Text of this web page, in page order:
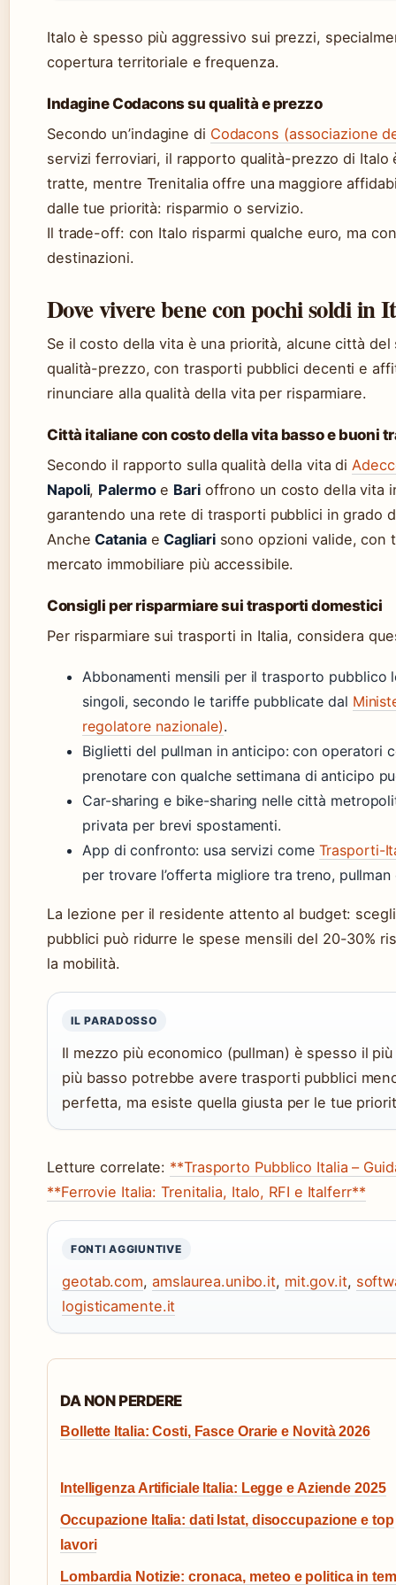
Italo è spesso più aggressivo sui prezzi,
copertura territoriale e frequenza.
Indagine Codacons su qualità e prezzo
Secondo un’indagine di Codacons (associazione
servizi ferroviari, il rapporto qualità-prezzo di Italo
tratte, mentre Trenitalia offre una maggiore
dalle tue priorità: risparmio o servizio.
Il trade-off: con Italo risparmi qualche euro, ma
destinazioni.
Dove vivere bene con pochi soldi in
Se il costo della vita è una priorità, alcune città
qualità-prezzo, con trasporti pubblici decenti e
rinunciare alla qualità della vita per risparmiare.
Città italiane con costo della vita basso e buoni
Secondo il rapporto sulla qualità della vita di
Napoli, Palermoe Barioffrono un costo della vita
garantendo una rete di trasporti pubblici in grado
AncheCataniaeCagliarisono opzioni valide, con
mercato immobiliare più accessibile.
Consigli per risparmiare sui trasporti domestici
Per risparmiare sui trasporti in Italia, considera
Abbonamenti mensili per il trasporto pubblico
singoli, secondo le tariffe pubblicate dal
regolatore nazionale).
Biglietti del pullman in anticipo: con operatori
prenotare con qualche settimana di anticipo
Car-sharing e bike-sharing nelle città
privata per brevi spostamenti.
App di confronto: usa servizi come Trasporti-
per trovare l’offerta migliore tra treno, pullman
La lezione per il residente attento al budget:
pubblici può ridurre le spese mensili del 20-30%
la mobilità.
IL PARADOSSO
Il mezzo più economico (pullman) è spesso il
più basso potrebbe avere trasporti pubblici
perfetta, ma esiste quella giusta per le tue
Letture correlate: **Trasporto Pubblico Italia –
**Ferrovie Italia: Trenitalia, Italo, RFI e Italferr**
FONTI AGGIUNTIVE
geotab.com, amslaurea.unibo.it, mit.gov.it,
logisticamente.it
DA NON PERDERE
Bollette Italia: Costi, Fasce Orarie e Novità 2026
Intelligenza Artificiale Italia: Legge e Aziende 2025
Occupazione Italia: dati Istat, disoccupazione e top
lavori
Lombardia Notizie: cronaca, meteo e politica in